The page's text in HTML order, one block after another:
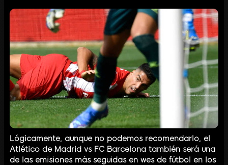
Lógicamente, aunque no podemos recomendarlo, el
Atlético de Madrid vs FC Barcelona también será una
de las emisiones más seguidas en wes de fútbol en los